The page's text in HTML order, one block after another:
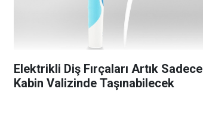
Elektrikli Diş Fırçaları Artık Sadece
Kabin Valizinde Taşınabilecek